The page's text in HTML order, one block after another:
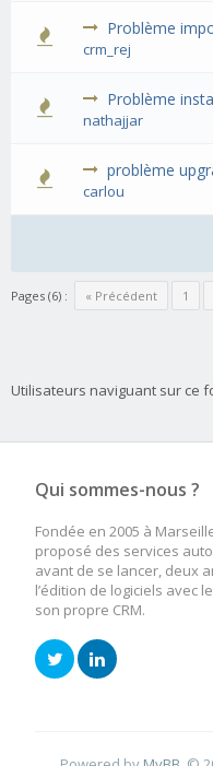
Problème
crm_rej
Problème
nathajjar
problème
carlou
Pages (6) : « Précédent 1
Utilisateurs naviguant sur ce
Qui sommes-nous ?
Fondée en 2005 à
proposé des services
avant de se lancer, deux
l’édition de logiciels avec
son propre CRM.